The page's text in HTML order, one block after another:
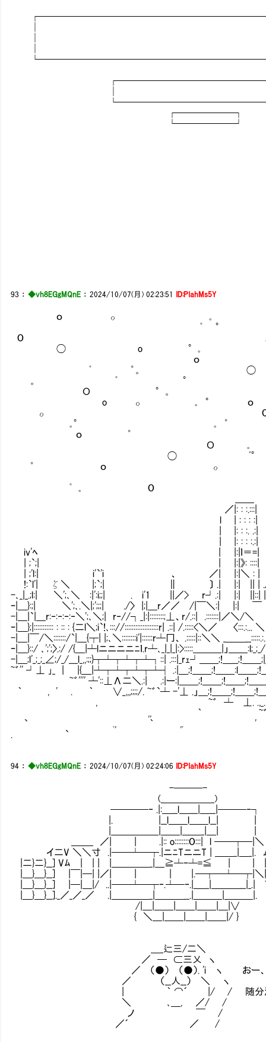
┌──────┐
└──────┘
93 ：◆vh8EGgMQnE ：2024/10/07(月) 02:23:51 ID:PIahMs5Y
ｏ ο ｡
ﾟ °
O
◯ o °｡
ｏ
ﾟ ゜。 ◯
。 ﾟ ° 。
Ｏ °。
o ο ｡ ° ｏ
ο
｡° ｡ ゜ ﾟ
ｏ ゜
Ｏ ｡
◯ ﾟ°
゜ ｏ ο
ﾟ ｡ O
／|: : :.:::|
l | : : : :|
| |: : :. .:|
| |: : : :.:|
iv'ﾍ | |:|ｌ＝=|
| ;`;| | |:|》:
| ;'l:| i'`'i 、 ／| |:|＼ :
!:`l'| ζ＼ |;`;| ∥ 〕 .| |:| || | ./
-､_|_.;l:| ＼';､＼ :|':i;;| . i'1 ||／> r┘.:| |:| ||::| |
ｰ|＿}:;| ＼';､.＼|;';;;| ./〉 |;|＿r／／ /|￣＼:| |:| ￣ .:〃..／
-|＿|`|＿r:‐:‐:‐:‐＼';､＼;| r‐//┐_|:|::::::::;⊥、r/.::| .:::::::|／＼/＼
ｰ|＿};|::::::::::: : :: : {二l＼;i`!､::://:::::::::::::::::::r| .::| /.:::::<＼／ 〈:::.:... ＼
-|＿|￣/＼:::::::/`|＿{┬| |;､＼::::::::i'|::::::r┴冂、 .:::::|::＼＼ _＿＿
ｰ|＿}::/ ､';';〉.:/ /{＿|┴lニニニニﾆｌ.r┴､_|_|_|:>:::::＿＿＿|」＿＿
-|＿;l'_;_;_∠;/_/___l_,,:;;}┬┴┬┴┬┴┐::| .:::|_rｪ┘＿＿;!＿__;!＿＿;|＿
~゛'' ┘⊥ ｣_ | |{＿|┴┬┴┬┴┬┴┤ .:|＿;!＿＿;!＿＿:l＿＿;!＿＿
~゛'''' ┴'::⊥Λ二＼.:| .:|ー:|＿＿;!＿＿;!＿＿;!＿＿:l
｀ , ' . ｀ ∨_,,,;;;;/. ~゛`┴ -'⊥ .」＿;!＿＿;!＿＿;!＿
, ~゛ ┴ ⊥. .,_..:::| ::/￣.￣'"ヽ┴-
,, ｀ ~゛'' ‐-|＼＿＿＿ﾄ
` ., ｀ ,. ' ＼
. `
94 ：◆vh8EGgMQnE ：2024/10/07(月) 02:24:06 ID:PIahMs5Y
-───-
(_＿＿＿＿＿_)
────‐ .|:＿__l＿___|＿__|───‐┐
|. |__l＿＿l＿＿l__| |
＿＿_ ／| | .|:: o::::::::O:::| l ──┬─|＼ _
イ二V ＼＼寸 .|──┴─┬.|ニﾆTニニT | ＿＿_|＿_|. 厶
|二}二}__] Vﾑ | | | |＿＿＿＿_|＿≧┴‐┴=≦ | | | |
|＿}＿}__] |￣|─| |／| | | |.─┬─┴─┬|＼| |─|
|＿}＿}__] |─|＿|/ ..|──┴─┬‐.┴─‐.|_＿_|＿＿＿__|_.| ﾞ
|＿}＿}__]._／_／_／ .|＿＿＿＿_|＿＿＿__.|＿＿＿|＿＿＿|.
/|＿|＿＿|＿＿|＿＿|＿|∨
{ ＼＿|＿＿|＿＿|＿＿|/ }
＿_辷三/二＼
／ ─ ⊂三乂 ヽ
／ （●） （●）. 'i ヽ おー、こりゃ
／ （__人__） ＼ ヽ
| ｀ ⌒´ |/ / 随分派手にやった
＼ ､＿, ／/ /
ノ ￣ /
／´ ／ /